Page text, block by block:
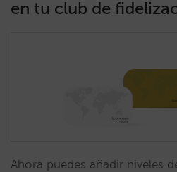
en tu club de
Ahora puedes añadir niveles